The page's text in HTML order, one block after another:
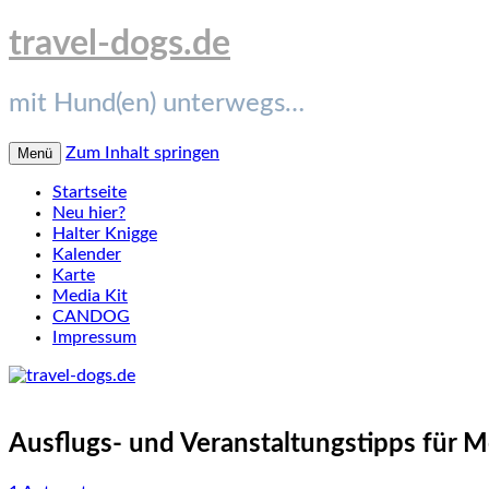
travel-dogs.de
mit Hund(en) unterwegs…
Menü Zum Inhalt springen
Startseite
Neu hier?
Halter Knigge
Kalender
Karte
Media Kit
CANDOG
Impressum
Ausflugs- und Veranstaltungstipps für